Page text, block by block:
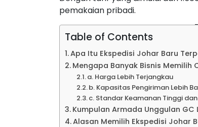
pemakaian pribadi.
Table of Contents
Apa Itu Ekspedisi Johar Baru
Mengapa Banyak Bisnis Memilih
a. Harga Lebih Terjangkau
b. Kapasitas Pengiriman Lebih
c. Standar Keamanan Tinggi
Kumpulan Armada Unggulan GC
Alasan Memilih Ekspedisi Johar